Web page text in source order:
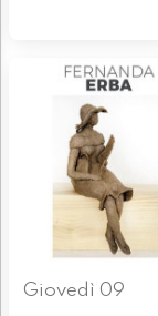
Giovedì 09